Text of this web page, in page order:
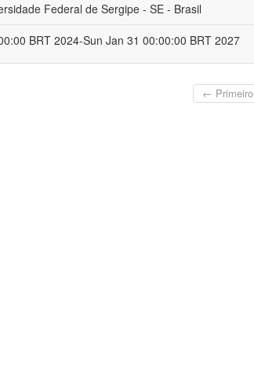
Federal de Sergipe - SE - Brasil
BRT 2024-Sun Jan 31 00:00:00 BRT 2027
← Primeiro